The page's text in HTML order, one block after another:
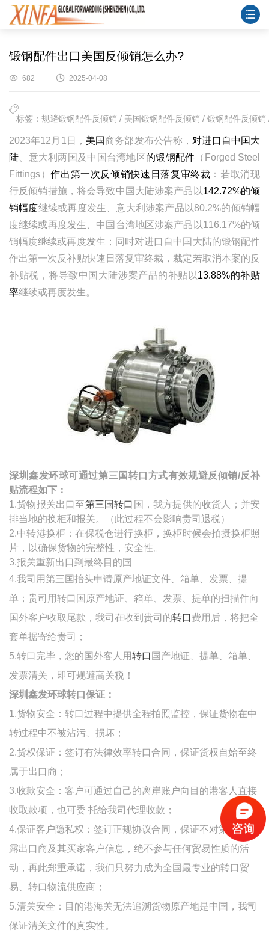
锻钢配件出口美国反倾销怎么办?
682 2025-04-08
标签：规避锻钢配件反倾销 / 美国锻钢配件反倾销 / 锻钢配件反倾
2023年12 月 1 日， 美国商务部发布公告称， 对进口自中国大
陆 、意大利两国及中国台湾地区的锻钢配件 （ Forged Steel
Fittings）作出第一次反倾销快速日落复审终裁 ：若取消现
行反倾销措施，将会导致中国大陆涉案产品以142.72%的倾
销幅度继续或再度发生、意大利涉案产品以80.2%的倾销幅
度继续或再度发生、中国台湾地区涉案产品以116.17%的倾
销幅度继续或再度发生；同时对进口自中国大陆的锻钢配件
作出第一次反补贴快速日落复审终裁，裁定若取消本案的反
补贴税，将导致中国大陆涉案产品的补贴以13.88%的补贴
率继续或再度发生。
深圳鑫发环球可通过第三国转口方式有效规避反倾销/反补
贴流程如下：
1.货物报关出口至第三国转口 国，我方提供的收货人；并安
排当地的换柜和报关。（此过程不会影响贵司退税）
2.中转港换柜：在保税仓进行换柜，换柜时候会拍摄换柜照
片，以确保货物的完整性，安全性。
3.报关重新出口到最终目的国
4.我司用第三国抬头申请原产地证文件、箱单、发票、提
单；贵司用转口国原产地证、箱单、发票、提单的扫描件向
国外客户收取尾款，我司在收到贵司的转口费用后，将把全
套单据寄给贵司；
5.转口完毕，您的国外客人用转口 国产地证、提单、箱单、
发票清关，即可规避高关税！
深圳鑫发环球转口保证：
1.货物安全：转口过程中提供全程拍照监控，保证货物在中
转过程中不被沾污、损坏；
2.货权保证：签订有法律效率转口合同，保证货权自始至终
属于出口商；
3.收款安全：客户可通过自己的离岸账户向目的港客人直接
收取款项，也可委 托给我司代理收款；
4.保证客户隐私权：签订正规协议合同，保证不对第三方透
露出口商及其买家客户信息，绝不参与任何贸易性质的活
动，再此郑重承诺，我们只努力成为全国最专业的转口贸
易、转口物流供应商；
5.清关安全：目的港海关无法追溯货物原产地是中国，我司
保证清关文件的真实性。